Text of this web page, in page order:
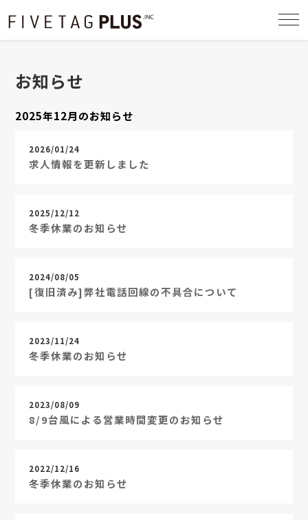
お知らせ
2025年12月のお知らせ
2026/01/24
求人情報を更新しました
2025/12/12
冬季休業のお知らせ
2024/08/05
[復旧済み]弊社電話回線の不具合について
2023/11/24
冬季休業のお知らせ
2023/08/09
8/9台風による営業時間変更のお知らせ
2022/12/16
冬季休業のお知らせ